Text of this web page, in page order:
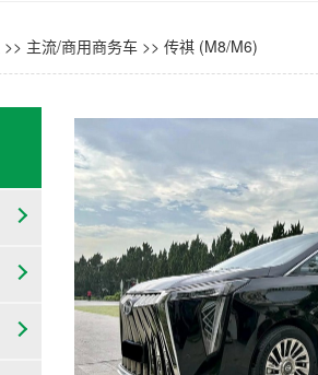
>> 主流/商用商务车 >> 传祺 (M8/M6)